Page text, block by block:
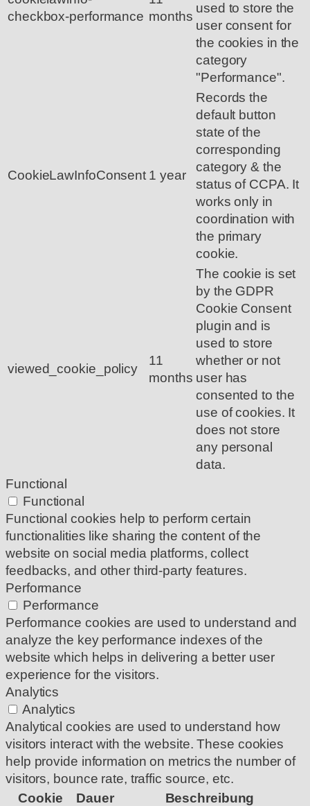
checkbox-performance months
used to store the
user consent for
the cookies in the
category
"Performance".
CookieLawInfoConsent 1 year
Records the
default button
state of the
corresponding
category & the
status of CCPA. It
works only in
coordination with
the primary
cookie.
viewed_cookie_policy
11
months
The cookie is set
by the GDPR
Cookie Consent
plugin and is
used to store
whether or not
user has
consented to the
use of cookies. It
does not store
any personal
data.
Functional
Functional
Functional cookies help to perform certain
functionalities like sharing the content of the
website on social media platforms, collect
feedbacks, and other third-party features.
Performance
Performance
Performance cookies are used to understand and
analyze the key performance indexes of the
website which helps in delivering a better user
experience for the visitors.
Analytics
Analytics
Analytical cookies are used to understand how
visitors interact with the website. These cookies
help provide information on metrics the number of
visitors, bounce rate, traffic source, etc.
Cookie
Dauer Beschreibung